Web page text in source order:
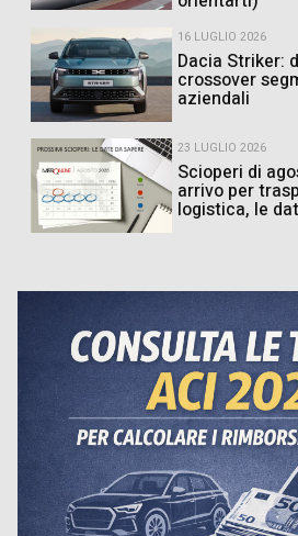
16 LUGLIO 2026
Dacia Striker:
crossover
aziendali
23 LUGLIO 2026
Scioperi di
arrivo per
logistica, le